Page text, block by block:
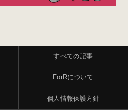
すべての記事
ForRについて
個人情報保護方針